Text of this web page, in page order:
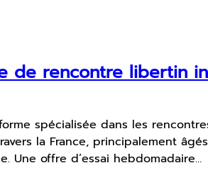
de rencontre libertin
spécialisée dans les
la France, principalement
Une offre d’essai hebdomadaire…